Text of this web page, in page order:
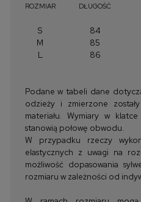
ROZMIAR DŁUGOŚĆ
S 84
M
85
L
86
Podane w tabeli dane
odzieży i zmierzone
materiału. Wymiary w
stanowią połowę obwodu.
W przypadku rzeczy
elastycznych z uwagi na
możliwość dopasowania
rozmiaru w zależności od